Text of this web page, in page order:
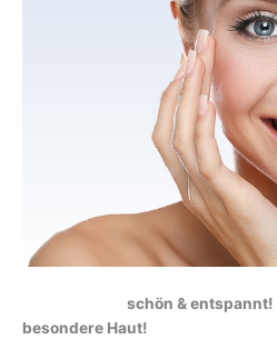
schön & entspannt!
besondere Haut!